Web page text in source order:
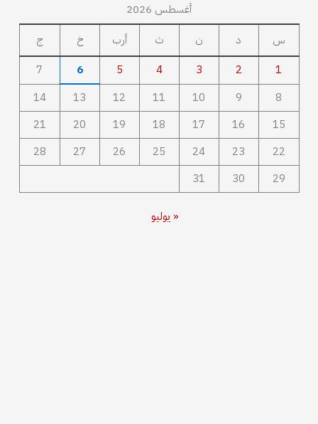
أغسطس 2026
س
د ن ث أرب خ
ج
1
2
3
4
5
6
7
8
9
10
11
12
13
14
15
16
17
18
19
20
21
22
23
24
25
26
27
28
29
30
31
« يوليو